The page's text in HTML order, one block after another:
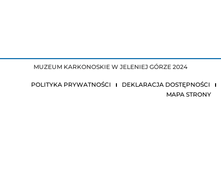
MUZEUM KARKONOSKIE W JELENIEJ GÓRZE 2024
POLITYKA PRYWATNOŚCI
DEKLARACJA DOSTĘPNOŚCI
MAPA STRONY